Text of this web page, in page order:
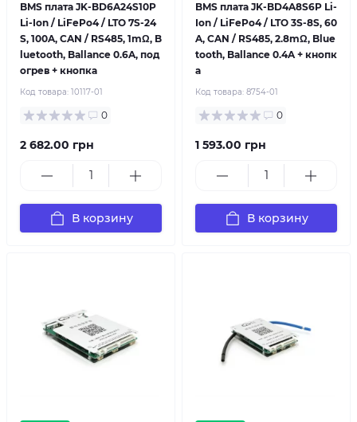
BMS плата JK-BD6A24S10P
Li-Ion / LiFePo4 / LTO 7S-24
S, 100A, CAN / RS485, 1mΩ, B
luetooth, Ballance 0.6A, под
огрев + кнопка
Код товара: 10117-01
0
2 682.00 грн
В корзину
BMS плата JK-BD4A8S6P Li-
Ion / LiFePo4 / LTO 3S-8S, 60
A, CAN / RS485, 2.8mΩ, Blue
tooth, Ballance 0.4A + кнопк
а
Код товара: 8754-01
0
1 593.00 грн
В корзину